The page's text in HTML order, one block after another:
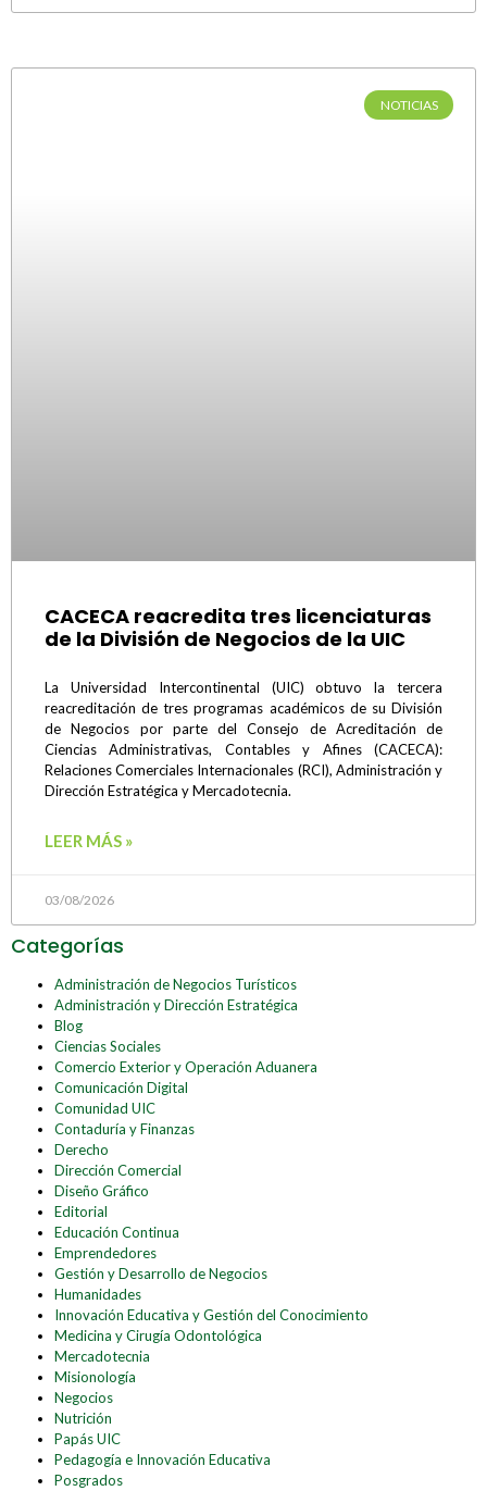
NOTICIAS
CACECA reacredita tres licenciaturas
de la División de Negocios de la UIC
La Universidad Intercontinental (UIC) obtuvo la tercera
reacreditación de tres programas académicos de su División
de Negocios por parte del Consejo de Acreditación de
Ciencias Administrativas, Contables y Afines (CACECA):
Relaciones Comerciales Internacionales (RCI), Administración y
Dirección Estratégica y Mercadotecnia.
LEER MÁS »
03/08/2026
Categorías
Administración de Negocios Turísticos
Administración y Dirección Estratégica
Blog
Ciencias Sociales
Comercio Exterior y Operación Aduanera
Comunicación Digital
Comunidad UIC
Contaduría y Finanzas
Derecho
Dirección Comercial
Diseño Gráfico
Editorial
Educación Continua
Emprendedores
Gestión y Desarrollo de Negocios
Humanidades
Innovación Educativa y Gestión del Conocimiento
Medicina y Cirugía Odontológica
Mercadotecnia
Misionología
Negocios
Nutrición
Papás UIC
Pedagogía e Innovación Educativa
Posgrados